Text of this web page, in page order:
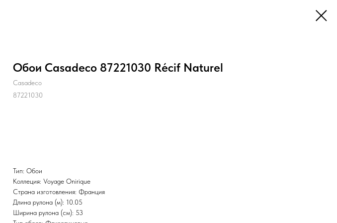
Обои Casadeco 87221030 Récif Naturel
Casadeco
87221030
Тип: Обои
Коллеция: Voyage Onirique
Страна изготовления: Франция
Длина рулона (м): 10.05
Ширина рулона (см): 53